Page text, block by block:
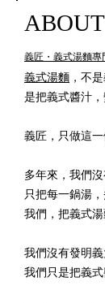
義匠・義式湯麵專
義式湯麵 ，不
是把義式醬汁，
義匠，只做這一
多年來，我們
只把每一鍋湯，
我們，把義式湯
我們沒有發明義
我們只是把義式